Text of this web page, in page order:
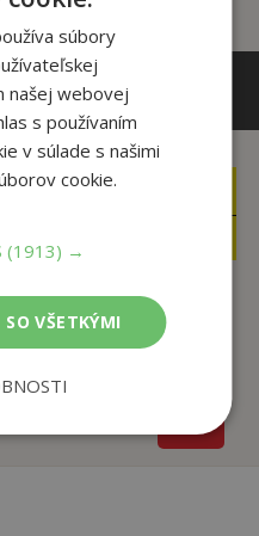
Kráľovstvo zvierat:
Skutoční priatelia
súbory
našej webovej
s používaním
v súlade s našimi
cookie.
(1913) →
VŠETKÝMI